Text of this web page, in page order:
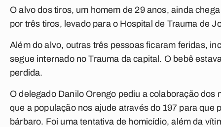
O alvo dos tiros, um homem de 29 anos, ainda
por três tiros, levado para o Hospital de Trauma de
Além do alvo, outras três pessoas ficaram feridas,
segue internado no Trauma da capital. O bebê
perdida.
Odelegado Danilo Orengo pediu a colaboração
que a população nos ajude através do 197 para que
bárbaro. Foi uma tentativa de homicídio, além da